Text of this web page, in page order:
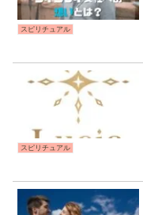
スピリチュアル
スピリチュアル